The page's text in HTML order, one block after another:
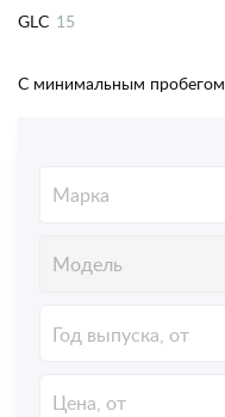
GLC 15
C минимальным пробегом
Марка
Модель
Год выпуска, от